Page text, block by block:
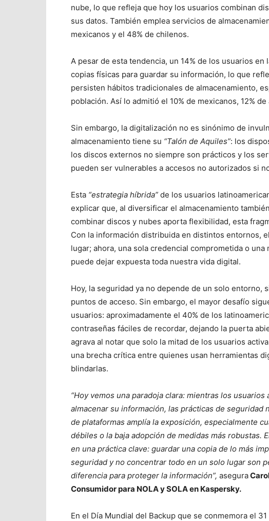
nube, lo que refleja que hoy los usuarios combinan
sus datos. También emplea servicios de
mexicanos y el 48% de chilenos.
A pesar de esta tendencia, un 14% de los usuarios
copias físicas para guardar su información, lo que
persisten hábitos tradicionales de almacenamiento,
población. Así lo admitió el 10% de mexicanos, 12%
Sin embargo, la digitalización no es sinónimo de
almacenamiento tiene su “Talón de Aquiles”: los
los discos externos no siempre son prácticos y los
pueden ser vulnerables a accesos no autorizados si
Esta “estrategia híbrida” de los usuarios
explicar que, al diversificar el almacenamiento
combinar discos y nubes aporta flexibilidad, esta
Con la información distribuida en distintos entornos,
lugar; ahora, una sola credencial comprometida o
puede dejar expuesta toda nuestra vida digital.
Hoy, la seguridad ya no depende de un solo entorno,
puntos de acceso. Sin embargo, el mayor desafío
usuarios: aproximadamente el 40% de los
contraseñas fáciles de recordar, dejando la puerta
agrava al notar que solo la mitad de los usuarios
una brecha crítica entre quienes usan herramientas
blindarlas.
“Hoy vemos una paradoja clara: mientras los
almacenar su información, las prácticas de seguridad
de plataformas amplía la exposición, especialmente
débiles o la baja adopción de medidas más robustas.
en una práctica clave: guardar una copia de lo más
seguridad y no concentrar todo en un solo lugar son
diferencia para proteger la información”, asegura
Consumidor para NOLA y SOLA en Kaspersky.
En el Día Mundial del Backup que se conmemora el